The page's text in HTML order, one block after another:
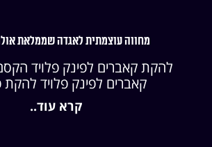
מחווה עוצמתית לאגדה שממלאת
להקת קאברים לפינק פלויד
קאברים לפינק פלויד להקת
קרא עוד..